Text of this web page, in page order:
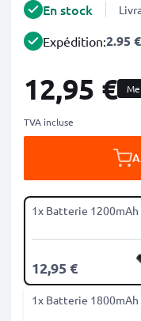
En stock
Expédition:2.95 €
12,95 €
TVA incluse
1x Batterie 1200mAh
12,95 €
1x Batterie 1800mAh